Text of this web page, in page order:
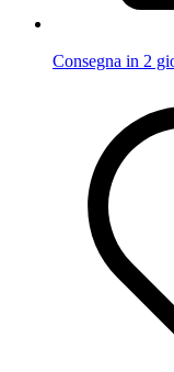
Consegna in 2